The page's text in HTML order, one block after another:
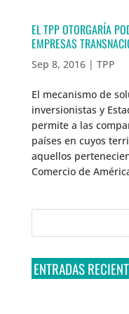
EL TPP OTORGARÍA
EMPRESAS
Sep 8, 2016| TPP
El mecanismo de
inversionistas y
permite a las
países en cuyos
aquellos
Comercio de
ENTRADAS